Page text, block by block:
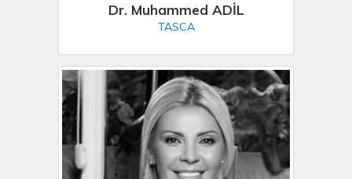
Dr. Muhammed ADİL
TASCA